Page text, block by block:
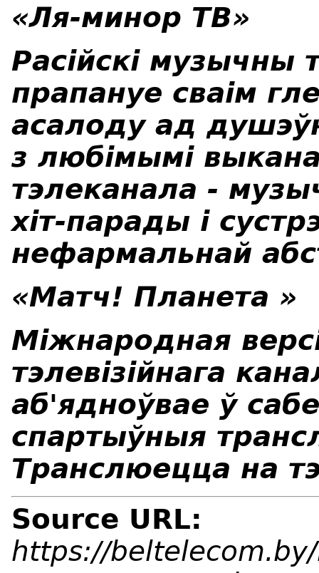
«Ля-минор ТВ»
Расійскі музычны
прапануе сваім
асалоду ад
з любімымі
тэлеканала -
хіт-парады і
нефармальнай
«Матч! Планета »
Міжнародная
тэлевізійнага
аб'ядноўвае ў
спартыўныя
Транслюецца на
Source URL:
https://